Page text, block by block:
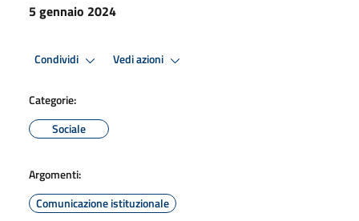
5 gennaio 2024
Condividi Vedi azioni
Categorie:
Sociale
Argomenti:
Comunicazione istituzionale